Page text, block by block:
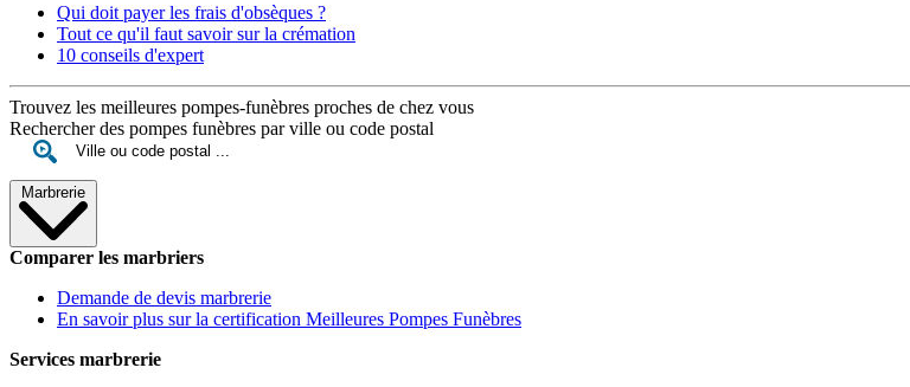
Qui doit payer les frais d'obsèques ?
Tout ce qu'il faut savoir sur la crémation
10 conseils d'expert
Trouvez les meilleures pompes-funèbres proches de chez vous
Rechercher des pompes funèbres par ville ou code postal
Marbrerie
Comparer les marbriers
Demande de devis marbrerie
En savoir plus sur la certification Meilleures Pompes Funèbres
Services marbrerie